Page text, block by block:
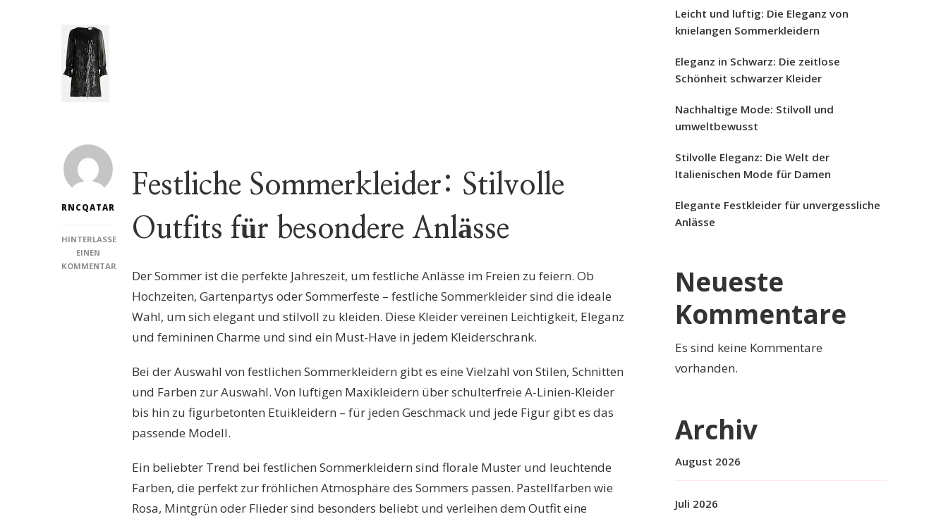
RNCQATAR
HINTERLASSE
EINEN
KOMMENTAR
BESONDERE
Festliche Sommerkleider: Stilvolle
Outfits für besondere Anlässe
Der Sommer ist die perfekte Jahreszeit, um festliche Anlässe im Freien zu feiern. Ob
Hochzeiten, Gartenpartys oder Sommerfeste – festliche Sommerkleider sind die ideale
Wahl, um sich elegant und stilvoll zu kleiden. Diese Kleider vereinen Leichtigkeit, Eleganz
und femininen Charme und sind ein Must-Have in jedem Kleiderschrank.
Bei der Auswahl von festlichen Sommerkleidern gibt es eine Vielzahl von Stilen, Schnitten
und Farben zur Auswahl. Von luftigen Maxikleidern über schulterfreie A-Linien-Kleider
bis hin zu figurbetonten Etuikleidern – für jeden Geschmack und jede Figur gibt es das
passende Modell.
Ein beliebter Trend bei festlichen Sommerkleidern sind florale Muster und leuchtende
Farben, die perfekt zur fröhlichen Atmosphäre des Sommers passen. Pastellfarben wie
Rosa, Mintgrün oder Flieder sind besonders beliebt und verleihen dem Outfit eine
Leicht und luftig: Die Eleganz von
knielangen Sommerkleidern
Eleganz in Schwarz: Die zeitlose
Schönheit schwarzer Kleider
Nachhaltige Mode: Stilvoll und
umweltbewusst
Stilvolle Eleganz: Die Welt der
Italienischen Mode für Damen
Elegante Festkleider für unvergessliche
Anlässe
Neueste
Kommentare
Es sind keine Kommentare
vorhanden.
Archiv
August 2026
Juli 2026